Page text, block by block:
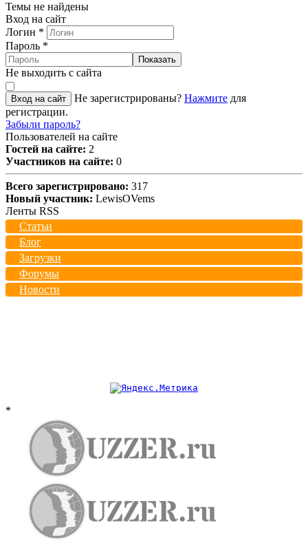
Темы не найдены
Вход на сайт
Логин *
Пароль *
Показать
Не выходить с сайта
Вход на сайт Не зарегистрированы? Нажмите для
регистрации.
Забыли пароль?
Пользователей на сайте
Гостей на сайте: 2
Участников на сайте: 0
Всего зарегистрировано: 317
Новый участник: LewisOVems
Ленты RSS
Статьи
Блог
Загрузки
Форумы
Новости
*